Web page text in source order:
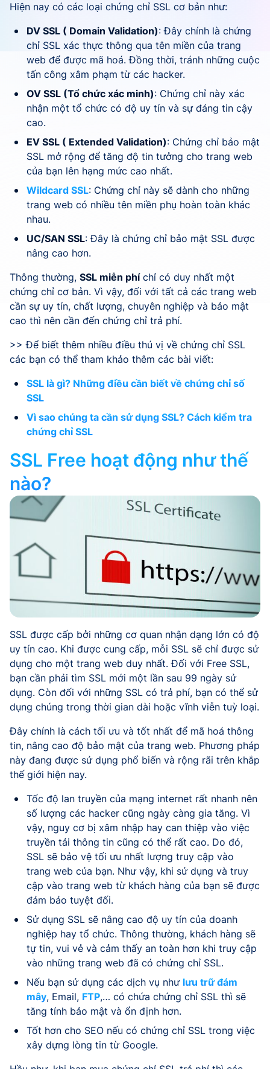
Hiện nay có các loại chứng chỉ SSL cơ bản như:
DV SSL ( Domain Validation): Đây chính là chứng
chỉ SSL xác thực thông qua tên miền của trang
web để được mã hoá. Đồng thời, tránh những cuộc
tấn công xâm phạm từ các hacker.
OV SSL (Tổ chức xác minh): Chứng chỉ này xác
nhận một tổ chức có độ uy tín và sự đáng tin cậy
cao.
EV SSL ( Extended Validation): Chứng chỉ bảo mật
SSL mở rộng để tăng độ tin tưởng cho trang web
của bạn lên hạng mức cao nhất.
Wildcard SSL: Chứng chỉ này sẽ dành cho những
trang web có nhiều tên miền phụ hoàn toàn khác
nhau.
UC/SAN SSL: Đây là chứng chỉ bảo mật SSL được
nâng cao hơn.
Thông thường, SSL miễn phíchỉ có duy nhất một
chứng chỉ cơ bản. Vì vậy, đối với tất cả các trang web
cần sự uy tín, chất lượng, chuyên nghiệp và bảo mật
cao thì nên cần đến chứng chỉ trả phí.
>> Để biết thêm nhiều điều thú vị về chứng chỉ SSL
các bạn có thể tham khảo thêm các bài viết:
SSL là gì? Những điều cần biết về chứng chỉ số
SSL
Vì sao chúng ta cần sử dụng SSL? Cách kiểm tra
chứng chỉ SSL
SSL Free hoạt động như thế
nào?
SSL được cấp bởi những cơ quan nhận dạng lớn có độ
uy tín cao. Khi được cung cấp, mỗi SSL sẽ chỉ được sử
dụng cho một trang web duy nhất. Đối với Free SSL,
bạn cần phải tìm SSL mới một lần sau 99 ngày sử
dụng. Còn đối với những SSL có trả phí, bạn có thể sử
dụng chúng trong thời gian dài hoặc vĩnh viễn tuỳ loại.
Đây chính là cách tối ưu và tốt nhất để mã hoá thông
tin, nâng cao độ bảo mật của trang web. Phương pháp
này đang được sử dụng phổ biến và rộng rãi trên khắp
thế giới hiện nay.
Tốc độ lan truyền của mạng internet rất nhanh nên
số lượng các hacker cũng ngày càng gia tăng. Vì
vậy, nguy cơ bị xâm nhập hay can thiệp vào việc
truyền tải thông tin cũng có thể rất cao. Do đó,
SSL sẽ bảo vệ tối ưu nhất lượng truy cập vào
trang web của bạn. Như vậy, khi sử dụng và truy
cập vào trang web từ khách hàng của bạn sẽ được
đảm bảo tuyệt đối.
Sử dụng SSL sẽ nâng cao độ uy tín của doanh
nghiệp hay tổ chức. Thông thường, khách hàng sẽ
tự tin, vui vẻ và cảm thấy an toàn hơn khi truy cập
vào những trang web đã có chứng chỉ SSL.
Nếu bạn sử dụng các dịch vụ như lưu trữ đám
mây, Email, FTP,… có chứa chứng chỉ SSL thì sẽ
tăng tính bảo mật và ổn định hơn.
Tốt hơn cho SEO nếu có chứng chỉ SSL trong việc
xây dựng lòng tin từ Google.